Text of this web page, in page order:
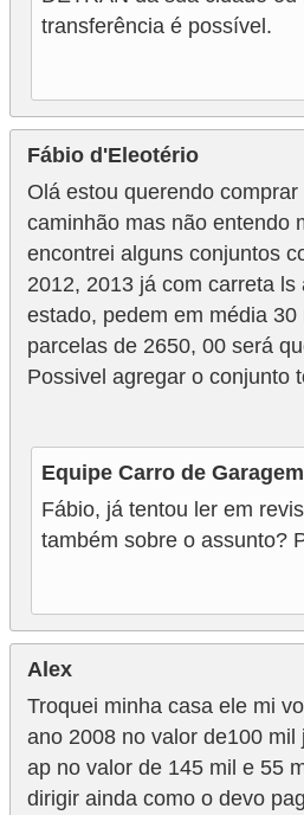
transferência é possível.
Fábio d'Eleotério
Olá estou querendo
caminhão mas não entendo
encontrei alguns conjuntos
2012, 2013 já com carreta
estado, pedem em média
parcelas de 2650, 00 será
Possivel agregar o conjunto
Equipe Carro de Garagem
Fábio, já tentou ler em
também sobre o assunto?
Alex
Troquei minha casa ele mi
ano 2008 no valor de100 mil
ap no valor de 145 mil e 55
dirigir ainda como o devo